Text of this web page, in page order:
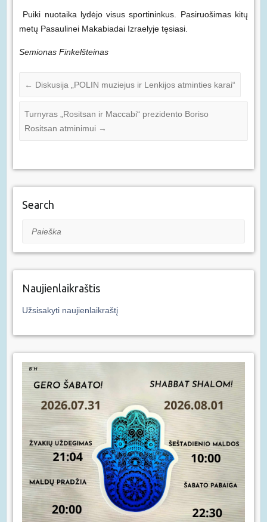
Puiki nuotaika lydėjo visus sportininkus. Pasiruošimas kitų
metų Pasaulinei Makabiadai Izraelyje tęsiasi.
Semionas Finkelšteinas
← Diskusija „POLIN muziejus ir Lenkijos atminties karai“
Turnyras „Rositsan ir Maccabi“ prezidento Boriso
Rositsan atminimui →
Search
Paieška
Naujienlaikraštis
Užsisakyti naujienlaikraštį